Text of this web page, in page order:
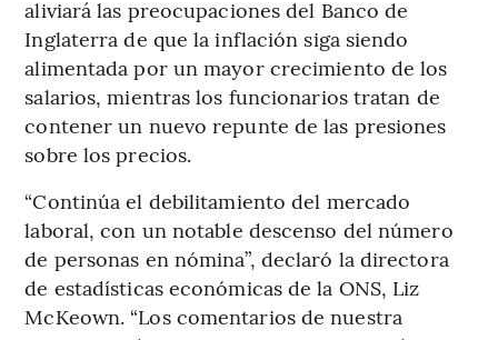
aliviará las preocupaciones del Banco de
Inglaterra de que la inflación siga siendo
alimentada por un mayor crecimiento de los
salarios, mientras los funcionarios tratan de
contener un nuevo repunte de las presiones
sobre los precios.
“Continúa el debilitamiento del mercado
laboral, con un notable descenso del número
de personas en nómina”, declaró la directora
de estadísticas económicas de la ONS, Liz
McKeown. “Los comentarios de nuestra